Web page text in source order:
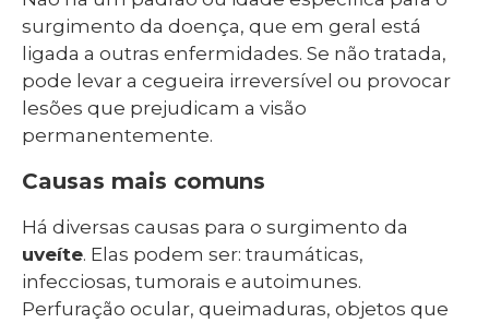
surgimento da doença, que em geral está
ligada a outras enfermidades. Se não tratada,
pode levar a cegueira irreversível ou provocar
lesões que prejudicam a visão
permanentemente.
Causas mais comuns
Há diversas causas para o surgimento da
uveíte. Elas podem ser: traumáticas,
infecciosas, tumorais e autoimunes.
Perfuração ocular, queimaduras, objetos que